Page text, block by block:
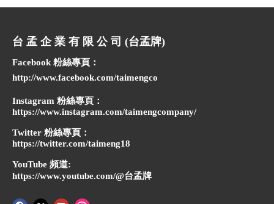
台 孟 企 業 有 限 公 司 (台孟牌)
Facebook 粉絲專頁：
http://www.facebook.com/taimengco
Instagram 粉絲專頁：
https://www.instagram.com/taimengcompany/
Twitter 粉絲專頁：
https://twitter.com/taimeng18
YouTube 頻道:
https://www.youtube.com/@台孟牌